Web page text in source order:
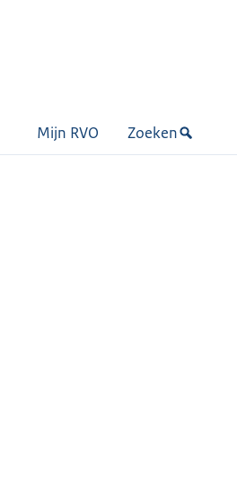
Mijn RVO Zoeken